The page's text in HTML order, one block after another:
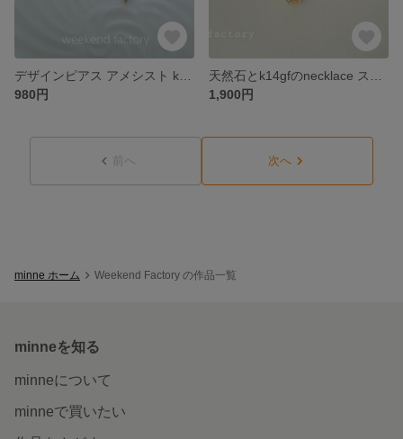
980円
1,900円
前へ 次へ
minne ホーム Weekend Factory の作品一覧
minneを知る
minneについて
minneで買いたい